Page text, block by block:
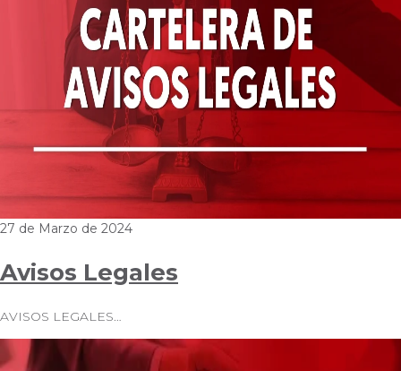
27 de Marzo de 2024
Avisos Legales
AVISOS LEGALES…